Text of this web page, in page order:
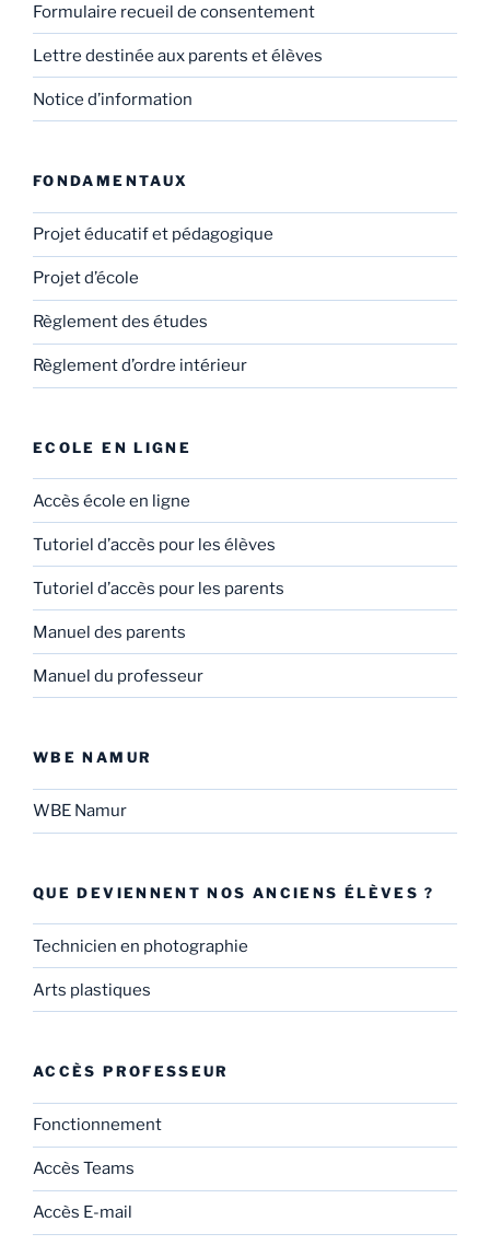
Formulaire recueil de consentement
Lettre destinée aux parents et élèves
Notice d’information
FONDAMENTAUX
Projet éducatif et pédagogique
Projet d’école
Règlement des études
Règlement d’ordre intérieur
ECOLE EN LIGNE
Accès école en ligne
Tutoriel d’accès pour les élèves
Tutoriel d’accès pour les parents
Manuel des parents
Manuel du professeur
WBE NAMUR
WBE Namur
QUE DEVIENNENT NOS ANCIENS ÉLÈVES ?
Technicien en photographie
Arts plastiques
ACCÈS PROFESSEUR
Fonctionnement
Accès Teams
Accès E-mail